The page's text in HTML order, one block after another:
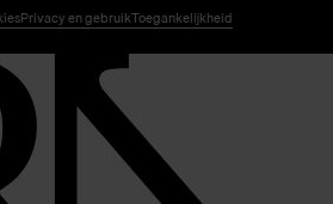
Privacy en gebruikToegankelijkheid